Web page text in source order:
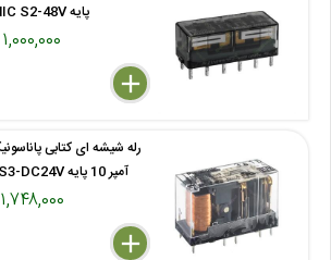
پایه PANASONIC S2-48V
۱,۰۰۰,۰۰۰ تومان
delete
remove
add
آمپر 10 پایه PANASONIC SFS3-DC24V
۱,۷۴۸,۰۰۰ تومان
delete
remove
add